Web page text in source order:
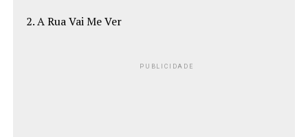
2. A Rua Vai Me Ver
PUBLICIDADE